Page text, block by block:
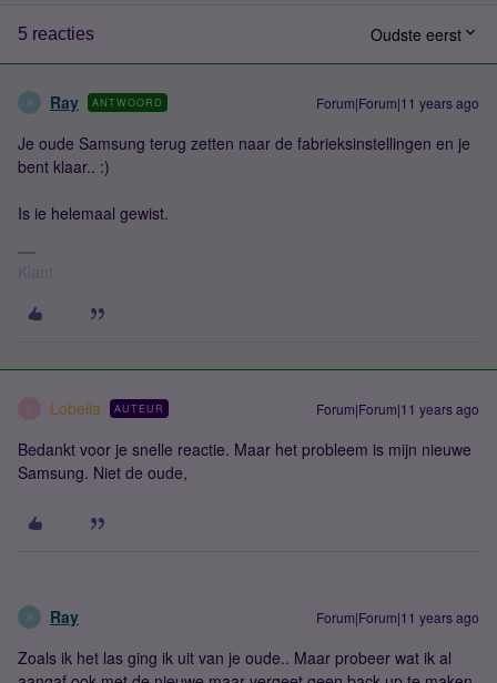
5 reacties Oudste eerst
R Ray ANTWOORD Forum|Forum|11 years ago
Je oude Samsung terug zetten naar de fabrieksinstellingen en je
bent klaar.. :)
Is ie helemaal gewist.
Lobelia AUTEUR Forum|Forum|11 years ago
Bedankt voor je snelle reactie. Maar het probleem is mijn nieuwe
Samsung. Niet de oude,
R Ray Forum|Forum|11 years ago
Zoals ik het las ging ik uit van je oude.. Maar probeer wat ik al